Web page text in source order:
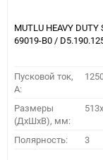
MUTLU HEAVY DUTY
69019-B0 /
Пусковой ток,
A:
Размеры
(ДхШхВ), мм:
Полярность: 3